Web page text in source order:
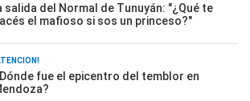
salida del Normal de Tunuyán: "¿Qué te
el mafioso si sos un princeso?"
fue el epicentro del temblor en